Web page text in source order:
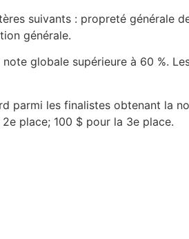
suivants : propreté générale
générale.
globale supérieure à 60 %.
parmi les finalistes obtenant la
place; 100 $ pour la 3e place.